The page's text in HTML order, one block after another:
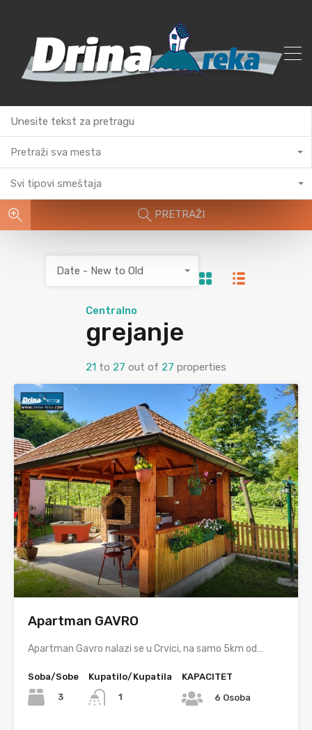
Pretraži sva mesta
Svi tipovi smeštaja
PRETRAŽI
Centralno
grejanje
21 to 27 out of 27 properties
Date - New to Old
Apartman GAVRO
Apartman Gavro nalazi se u Crvici, na samo 5km od…
Soba/Sobe
3
Kupatilo/Kupatila
1
KAPACITET
6 Osoba